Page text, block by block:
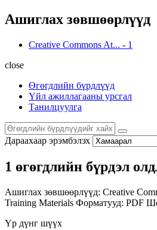
Ашиглах зөвшөөрлүүд
Creative Commons At... - 1
close
Өгөгдлийн бүрдлүүд
Үйл ажиллагааны урсгал
Танилцуулга
Дараахаар эрэмбэлэх
1 өгөгдлийн бүрдэл
Ашиглах зөвшөөрлүүд: Creative
Training Materials Форматууд: PDF
Үр дүнг шүүх